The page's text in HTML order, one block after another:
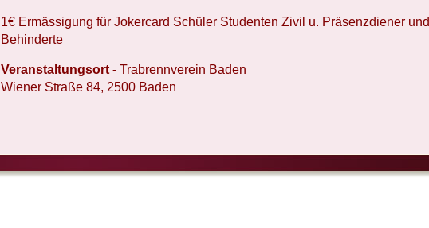
1€ Ermässigung für Jokercard Schüler Studenten Zivil u. Präsenzdiener und
Behinderte
Veranstaltungsort - Trabrennverein Baden
Wiener Straße 84, 2500 Baden